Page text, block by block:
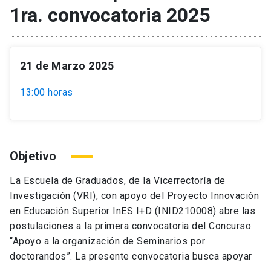
1ra. convocatoria 2025
21 de Marzo 2025
13:00 horas
Objetivo
La Escuela de Graduados, de la Vicerrectoría de
Investigación (VRI), con apoyo del Proyecto Innovación
en Educación Superior InES I+D (INID210008) abre las
postulaciones a la primera convocatoria del Concurso
“Apoyo a la organización de Seminarios por
doctorandos”. La presente convocatoria busca apoyar